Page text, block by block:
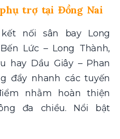
trợ tại Đồng Nai
nối sân bay Long
Lức – Long Thành,
hay Dầu Giây – Phan
đẩy nhanh các tuyến
nhằm hoàn thiện
đa chiều. Nổi bật